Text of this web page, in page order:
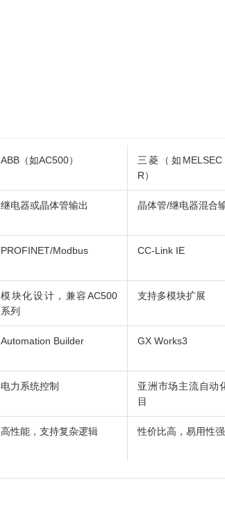
ABB（如AC500）
三菱（如MELSEC
R）
继电器或晶体管输出 晶体管/继电器混合
PROFINET/Modbus CC-Link IE
模块化设计，兼容AC500
系列
支持多模块扩展
Automation Builder GX Works3
电力系统控制
亚洲市场主流自动
目
高性能，支持复杂逻辑 性价比高，易用性强